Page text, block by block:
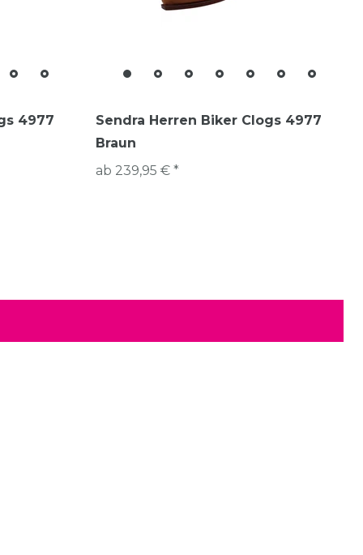
4977
Sendra Herren Biker Clogs 4977
Braun
ab 239,95 € *